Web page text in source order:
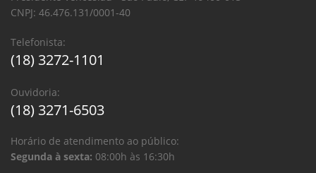
CNPJ: 46.476.131/0001-40
Telefonista:
(18) 3272-1101
Ouvidoria:
(18) 3271-6503
Horário de atendimento ao público:
Segunda à sexta: 08:00h às 16:30h